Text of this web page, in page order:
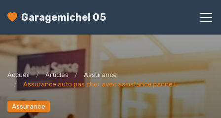
Garagemichel 05
Accueil Articles
Assurance
Assurance auto pas cher avec assistance panne i...
Assurance